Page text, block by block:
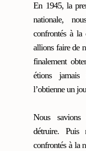
En 1945, la
nationale,
confrontés à la
allions faire de
finalement
étions
l’obtienne un
Nous
détruire. Puis
confrontés à la